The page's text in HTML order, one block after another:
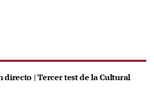
directo | Tercer test de la Cultural